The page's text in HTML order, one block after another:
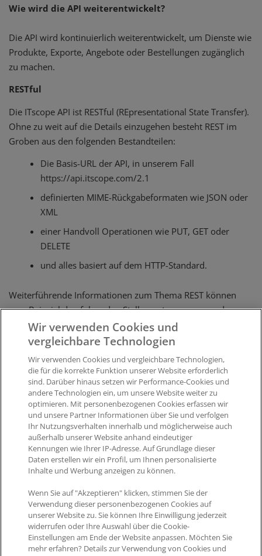
Wie wird die API weiterentwickelt?
Die API wird kontinuierlich weiterentwickelt, um Dienste wie
Produkte, Exporte, Angebote oder Bestellungen zugänglich
zu machen.
RESTful
Die ITscope API ist RESTful (REpresentational State Transfer).
Ohne zu weit auf die Details einzugehen besteht REST im
Groben aus den folgenden Bestandteilen:
Die Basis-URL der API, in unserem Fall
https://api.itscope.com/2.1
definierten MIME-Rückgabeformaten wie JSON oder
XML
einer Handvoll Operationen wie PUT, GET oder
DELETE
und alles basiert auf dem HTTP-Standard.
Weiterführende Informationen zum Thema REST können
zum Beispiel den folgenden Stellen entnommen werden:
http://de.wikipedia.org/wiki/Representational_State_
Transfer
http://en.wikipedia.org/wiki/Representational_state_
transfer#RESTful_web_APIs
Was this article helpful?
Like5 Dislike
Views: 1642
Impressum|Datenschutz|AGB
Wir verwenden Cookies und
vergleichbare Technologien
Wir verwenden Cookies und vergleichbare Technologien,
die für die korrekte Funktion unserer Website erforderlich
sind. Darüber hinaus setzen wir Performance-Cookies und
andere Technologien ein, um unsere Website weiter zu
optimieren. Mit personenbezogenen Cookies erfassen wir
und unsere Partner Informationen über Sie und verfolgen
Ihr Nutzungsverhalten innerhalb und möglicherweise auch
außerhalb unserer Website anhand eindeutiger
Kennungen wie Ihrer IP-Adresse. Auf Grundlage dieser
Daten erstellen wir ein Profil, um Ihnen personalisierte
Inhalte und Werbung anzeigen zu können.
Wenn Sie auf "Akzeptieren" klicken, stimmen Sie der
Verwendung dieser personenbezogenen Cookies auf
unserer Website zu. Sie können Ihre Einwilligung jederzeit
widerrufen oder Ihre Auswahl über die Cookie-
Einstellungen am Ende der Website anpassen. Möchten Sie
mehr erfahren? Details zur Verwendung von Cookies und